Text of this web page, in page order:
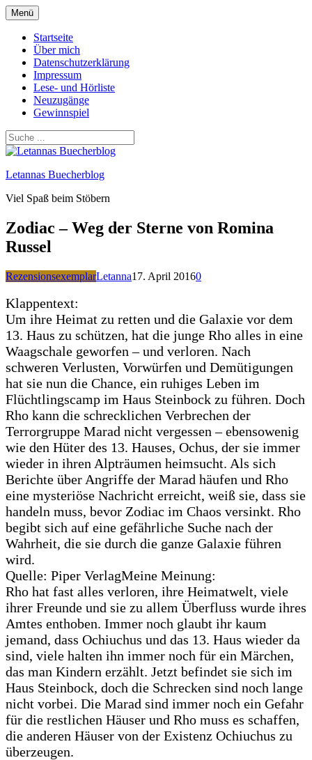
Zum
Inhalt
springen
Menü
Startseite
Über mich
Datenschutzerklärung
Impressum
Lese- und Hörliste
Neuzugänge
Gewinnspiel
Letannas Buecherblog
Viel Spaß beim Stöbern
Zodiac – Weg der Sterne von Romina
Russel
RezensionsexemplarLetanna17. April 20160
Klappentext:
Um ihre Heimat zu retten und die Galaxie vor dem
13. Haus zu schützen, hat die junge Rho alles in eine
Waagschale geworfen – und verloren. Nach
schweren Verlusten, Vorwürfen und Demütigungen
hat sie nun die Chance, ein ruhiges Leben im
Flüchtlingscamp im Haus Steinbock zu führen. Doch
Rho kann die schrecklichen Verbrechen der
Terrorgruppe Marad nicht vergessen – ebensowenig
wie den Hüter des 13. Hauses, Ochus, der sie immer
wieder in ihren Alpträumen heimsucht. Als sich
Berichte über Angriffe der Marad häufen und Rho
eine mysteriöse Nachricht erreicht, weiß sie, dass sie
handeln muss, bevor Zodiac im Chaos versinkt. Rho
begibt sich auf eine gefährliche Suche nach der
Wahrheit, die sie durch die ganze Galaxie führen
wird.
Quelle: Piper VerlagMeine Meinung:
Rho hat fast alles verloren, ihre Heimatwelt, viele
ihrer Freunde und sie zu allem Überfluss wurde ihres
Amtes enthoben. Immer noch glaubt ihr kaum
jemand, dass Ochiuchus und das 13. Haus wieder da
sind, viele halten ihn immer noch für ein Märchen,
das man Kindern erzählt. Jetzt befindet sie sich im
Haus Steinbock, doch die Schrecken sind noch lange
nicht vorbei. Die Marad sind immer noch ein Gefahr
für die restlichen Häuser und Rho muss es schaffen,
die anderen Häuser von der Existenz Ochiuchus zu
überzeugen.